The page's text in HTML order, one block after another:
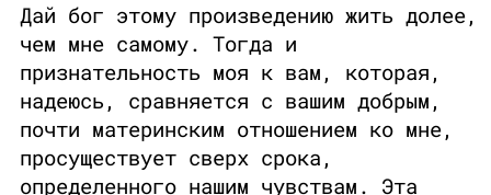
Дай бог этому произведению жить долее,
чем мне самому. Тогда и
признательность моя к вам, которая,
надеюсь, сравняется с вашим добрым,
почти материнским отношением ко мне,
просуществует сверх срока,
определенного нашим чувствам. Эта